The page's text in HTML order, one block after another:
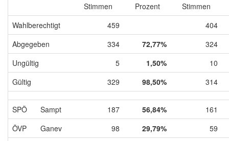
Stimmen
Prozent
Stimmen
Wahlberechtigt
459
404
Abgegeben
334 72,77%
324
Ungültig
5 1,50%
10
Gültig
329 98,50% 314
SPÖ Sampt 187 56,84%
161
ÖVP
Ganev 98 29,79%
59